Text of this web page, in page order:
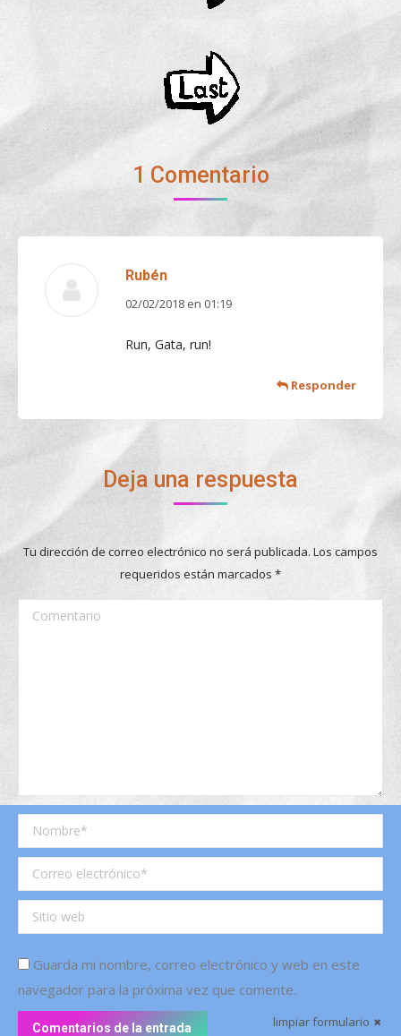
1 Comentario
Rubén
dice:
02/02/2018 en 01:19
Run, Gata, run!
Responder
Deja una respuesta
Tu dirección de correo electrónico no será publicada. Los campos
requeridos están marcados *
Comentario
Nombre *
Correo electrónico *
Sitio web
Guarda mi nombre, correo electrónico y web en este
navegador para la próxima vez que comente.
limpiar formulario
Comentarios de la entrada